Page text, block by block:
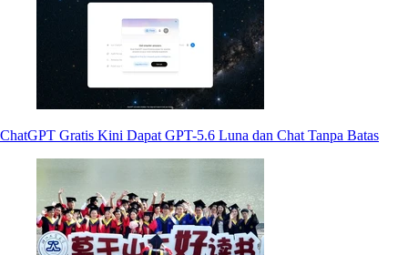
ChatGPT Gratis Kini Dapat GPT-5.6 Luna dan Chat Tanpa Batas